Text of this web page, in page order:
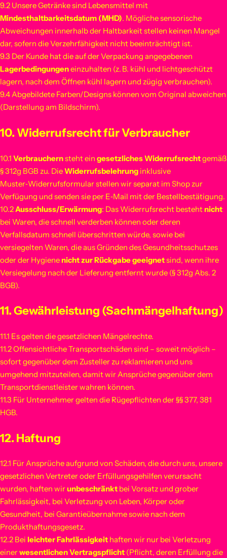
9.2 Unsere Getränke sind Lebensmittel mit
Mindesthaltbarkeitsdatum (MHD). Mögliche sensorische
Abweichungen innerhalb der Haltbarkeit stellen keinen Mangel
dar, sofern die Verzehrfähigkeit nicht beeinträchtigt ist.
9.3 Der Kunde hat die auf der Verpackung angegebenen
Lagerbedingungeneinzuhalten (z. B. kühl und lichtgeschützt
lagern, nach dem Öffnen kühl lagern und zügig verbrauchen).
9.4 Abgebildete Farben/Designs können vom Original abweichen
(Darstellung am Bildschirm).
10. Widerrufsrecht für Verbraucher
10.1 Verbrauchernsteht ein gesetzliches Widerrufsrechtgemäß
§ 312g BGB zu. DieWiderrufsbelehrung inklusive
Muster‑Widerrufsformular stellen wir separat im Shop zur
Verfügung und senden sie per E‑Mail mit der Bestellbestätigung.
10.2Ausschluss/Erwärmung: Das Widerrufsrecht bestehtnicht
bei Waren, die schnell verderben können oder deren
Verfallsdatum schnell überschritten würde, sowie bei
versiegelten Waren, die aus Gründen des Gesundheitsschutzes
oder der Hygienenicht zur Rückgabe geeignetsind, wenn ihre
Versiegelung nach der Lieferung entfernt wurde (§ 312g Abs. 2
BGB).
11. Gewährleistung (Sachmängelhaftung)
11.1 Es gelten die gesetzlichen Mängelrechte.
11.2 Offensichtliche Transportschäden sind – soweit möglich –
sofort gegenüber dem Zusteller zu reklamieren und uns
umgehend mitzuteilen, damit wir Ansprüche gegenüber dem
Transportdienstleister wahren können.
11.3 Für Unternehmer gelten die Rügepflichten der §§ 377, 381
HGB.
12. Haftung
12.1 Für Ansprüche aufgrund von Schäden, die durch uns, unsere
gesetzlichen Vertreter oder Erfüllungsgehilfen verursacht
wurden, haften wirunbeschränkt bei Vorsatz und grober
Fahrlässigkeit, bei Verletzung von Leben, Körper oder
Gesundheit, bei Garantieübernahme sowie nach dem
Produkthaftungsgesetz.
12.2 Bei leichter Fahrlässigkeit haften wir nur bei Verletzung
einerwesentlichen Vertragspflicht (Pflicht, deren Erfüllung die